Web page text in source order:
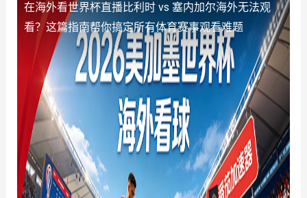
在海外看世界杯直播比利时 vs 塞内加尔海外无法观
看？这篇指南帮你搞定所有体育赛事观看难题